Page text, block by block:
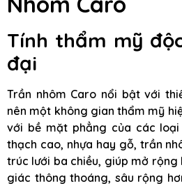
Tính thẩm mỹ
đại
Trần nhôm Caro nổi bật với
nên một không gian thẩm mỹ
với bề mặt phẳng của các
thạch cao, nhựa hay gỗ, trần
trúc lưới ba chiều, giúp mở
giác thông thoáng, sâu rộng